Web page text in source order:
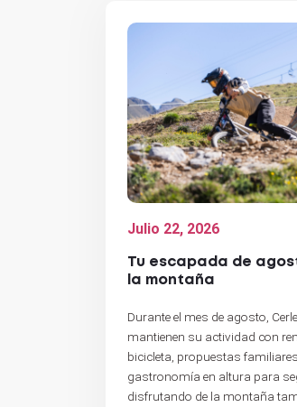
Julio 22, 2026
Tu escapada de
la montaña
Durante el mes de agosto,
mantienen su actividad con
bicicleta, propuestas
gastronomía en altura para
disfrutando de la montaña